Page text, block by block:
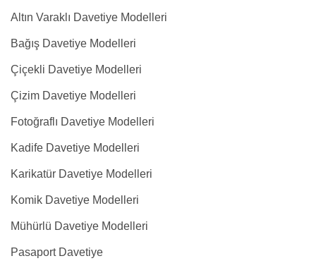
Altın Varaklı Davetiye Modelleri
Bağış Davetiye Modelleri
Çiçekli Davetiye Modelleri
Çizim Davetiye Modelleri
Fotoğraflı Davetiye Modelleri
Kadife Davetiye Modelleri
Karikatür Davetiye Modelleri
Komik Davetiye Modelleri
Mühürlü Davetiye Modelleri
Pasaport Davetiye